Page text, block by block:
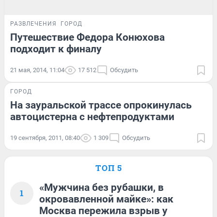
РАЗВЛЕЧЕНИЯ ГОРОД
Путешествие Федора Конюхова
подходит к финалу
21 мая, 2014, 11:04 17 512 Обсудить
ГОРОД
На зауральской трассе опрокинулась
автоцистерна с нефтепродуктами
19 сентября, 2011, 08:40 1 309 Обсудить
ТОП 5
1
«Мужчина без рубашки, в
окровавленной майке»: как
Москва пережила взрыв у